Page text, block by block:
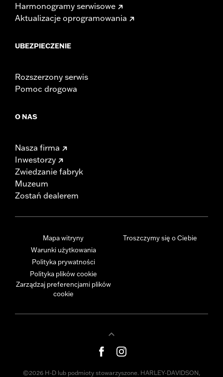
Harmonogramy serwisowe
Aktualizacje oprogramowania
UBEZPIECZENIE
Rozszerzony serwis
Pomoc drogowa
O NAS
Nasza firma
Inwestorzy
Zwiedzanie fabryk
Muzeum
Zostań dealerem
Mapa witryny
Warunki użytkowania
Polityka prywatności
Polityka plików cookie
Zarządzaj preferencjami plików
cookie
Troszczymy się o Ciebie
©2026 H-D lub podmioty stowarzyszone. HARLEY-DAVIDSON,